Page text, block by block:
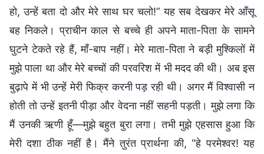
हो, उन्हें बता दो और मेरे साथ घर चलो!” यह सब देखकर मेरे आँसू
बह निकले। प्राचीन काल से बच्चे ही अपने माता-पिता के सामने
घुटने टेकते रहे हैं, माँ-बाप नहीं। मेरे माता-पिता ने बड़ी मुश्किलों में
मुझे पाला था और मेरे बच्चों की परवरिश में भी मदद की थी। अब इस
बुढ़ापे में भी उन्हें मेरी फिक्र करनी पड़ रही थी। अगर मैं विश्वासी न
होती तो उन्हें इतनी पीड़ा और वेदना नहीं सहनी पड़ती। मुझे लगा कि
मैं उनकी ऋणी हूँ—मुझे बहुत बुरा लगा। तभी मुझे एहसास हुआ कि
मेरी दशा ठीक नहीं है। मैंने तुरंत प्रार्थना की, “हे परमेश्वर! यह